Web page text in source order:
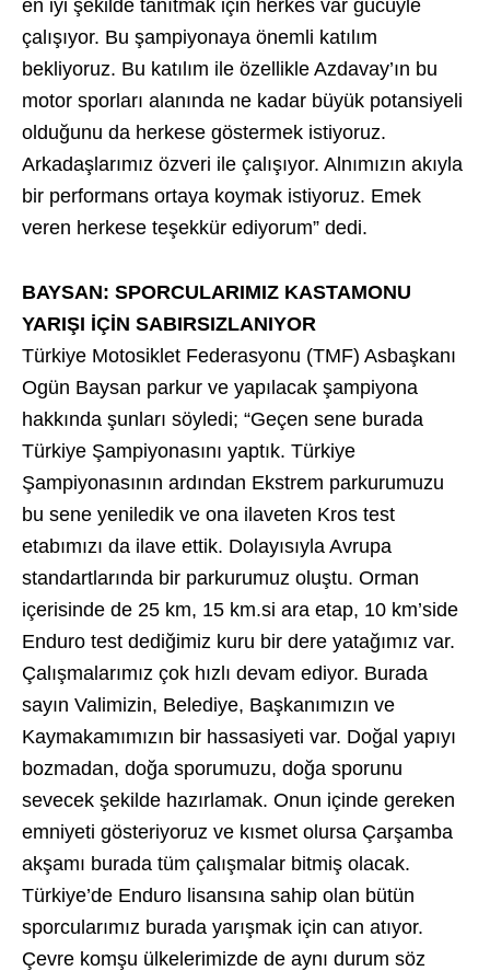
en iyi şekilde tanıtmak için herkes var gücüyle
çalışıyor. Bu şampiyonaya önemli katılım
bekliyoruz. Bu katılım ile özellikle Azdavay’ın bu
motor sporları alanında ne kadar büyük potansiyeli
olduğunu da herkese göstermek istiyoruz.
Arkadaşlarımız özveri ile çalışıyor. Alnımızın akıyla
bir performans ortaya koymak istiyoruz. Emek
veren herkese teşekkür ediyorum” dedi.
BAYSAN: SPORCULARIMIZ KASTAMONU
YARIŞI İÇİN SABIRSIZLANIYOR
Türkiye Motosiklet Federasyonu (TMF) Asbaşkanı
Ogün Baysan parkur ve yapılacak şampiyona
hakkında şunları söyledi; “Geçen sene burada
Türkiye Şampiyonasını yaptık. Türkiye
Şampiyonasının ardından Ekstrem parkurumuzu
bu sene yeniledik ve ona ilaveten Kros test
etabımızı da ilave ettik. Dolayısıyla Avrupa
standartlarında bir parkurumuz oluştu. Orman
içerisinde de 25 km, 15 km.si ara etap, 10 km’side
Enduro test dediğimiz kuru bir dere yatağımız var.
Çalışmalarımız çok hızlı devam ediyor. Burada
sayın Valimizin, Belediye, Başkanımızın ve
Kaymakamımızın bir hassasiyeti var. Doğal yapıyı
bozmadan, doğa sporumuzu, doğa sporunu
sevecek şekilde hazırlamak. Onun içinde gereken
emniyeti gösteriyoruz ve kısmet olursa Çarşamba
akşamı burada tüm çalışmalar bitmiş olacak.
Türkiye’de Enduro lisansına sahip olan bütün
sporcularımız burada yarışmak için can atıyor.
Çevre komşu ülkelerimizde de aynı durum söz